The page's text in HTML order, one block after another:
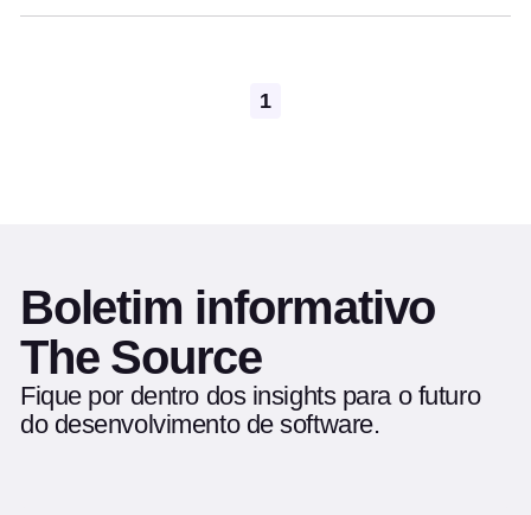
Pagination
1
Boletim informativo
The Source
Fique por dentro dos insights para o futuro
do desenvolvimento de software.